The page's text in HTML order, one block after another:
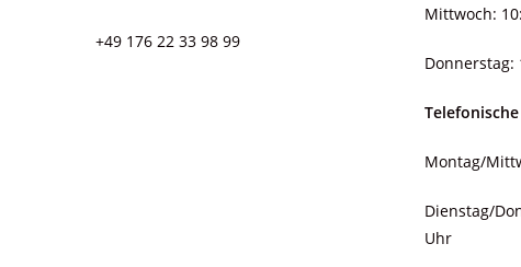
+49 176 22 33 98 99
Mittwoch:
Donnerstag:
Montag/
Dienstag/
Uhr